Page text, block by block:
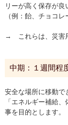
リーが高く保存が良
（例：飴、チョコ
→ これらは、災害
中期：１週間程
安全な場所に移動で
「エネルギー補給
事を目的とします。